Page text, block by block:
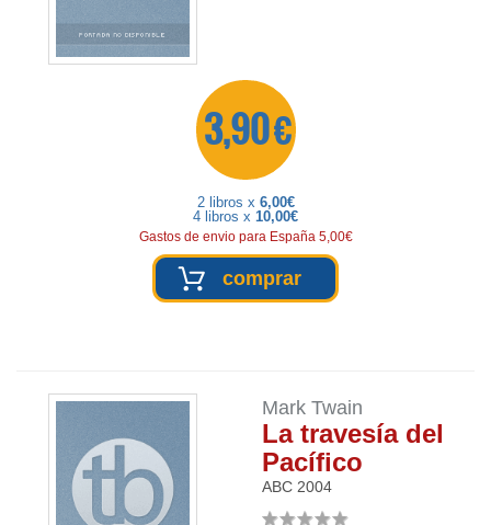
3,90 €
2 libros x 6,00€
4 libros x 10,00€
Gastos de envio para España 5,00€
comprar
Mark Twain
La travesía del
Pacífico
ABC 2004